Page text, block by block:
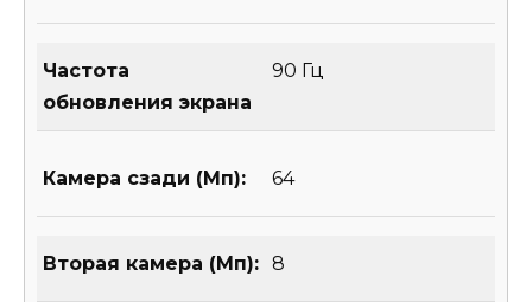
Частота
обновления экрана
90 Гц
Камера сзади (Мп): 64
Вторая камера (Мп): 8